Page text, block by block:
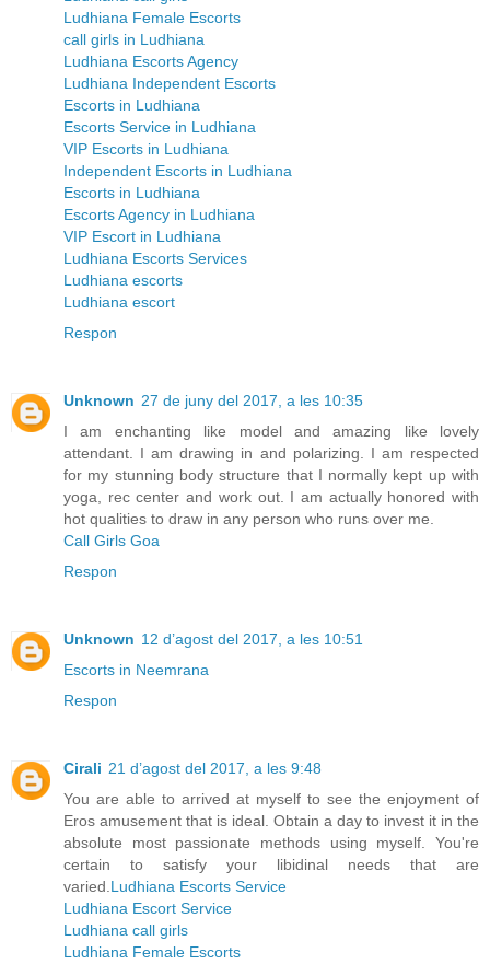
Ludhiana Female Escorts
call girls in Ludhiana
Ludhiana Escorts Agency
Ludhiana Independent Escorts
Escorts in Ludhiana
Escorts Service in Ludhiana
VIP Escorts in Ludhiana
Independent Escorts in Ludhiana
Escorts in Ludhiana
Escorts Agency in Ludhiana
VIP Escort in Ludhiana
Ludhiana Escorts Services
Ludhiana escorts
Ludhiana escort
Respon
Unknown 27 de juny del 2017, a les 10:35
I am enchanting like model and amazing like lovely
attendant. I am drawing in and polarizing. I am respected
for my stunning body structure that I normally kept up with
yoga, rec center and work out. I am actually honored with
hot qualities to draw in any person who runs over me.
Call Girls Goa
Respon
Unknown 12 d’agost del 2017, a les 10:51
Escorts in Neemrana
Respon
Cirali 21 d’agost del 2017, a les 9:48
You are able to arrived at myself to see the enjoyment of
Eros amusement that is ideal. Obtain a day to invest it in the
absolute most passionate methods using myself. You're
certain to satisfy your libidinal needs that are
varied.Ludhiana Escorts Service
Ludhiana Escort Service
Ludhiana call girls
Ludhiana Female Escorts